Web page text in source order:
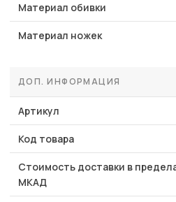
Материал обивки
Материал ножек
ДОП. ИНФОРМАЦИЯ
Артикул
Код товара
Стоимость доставки в
МКАД